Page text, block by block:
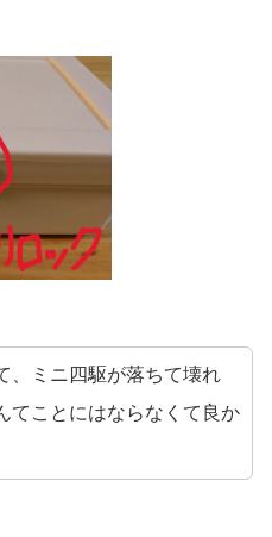
、ミニ四駆が落ちて壊れ
てことにはならなくて良か